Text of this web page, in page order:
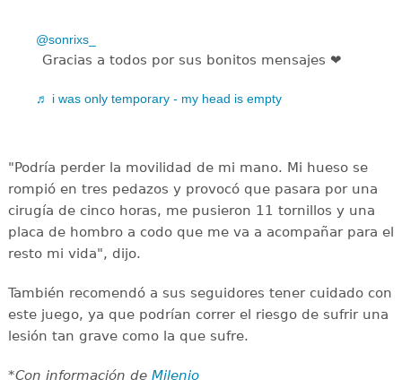
@sonrixs_
Gracias a todos por sus bonitos mensajes ❤️‍
♬ i was only temporary - my head is empty
"Podría perder la movilidad de mi mano. Mi hueso se
rompió en tres pedazos y provocó que pasara por una
cirugía de cinco horas, me pusieron 11 tornillos y una
placa de hombro a codo que me va a acompañar para el
resto mi vida", dijo.
También recomendó a sus seguidores tener cuidado con
este juego, ya que podrían correr el riesgo de sufrir una
lesión tan grave como la que sufre.
*Con información de Milenio